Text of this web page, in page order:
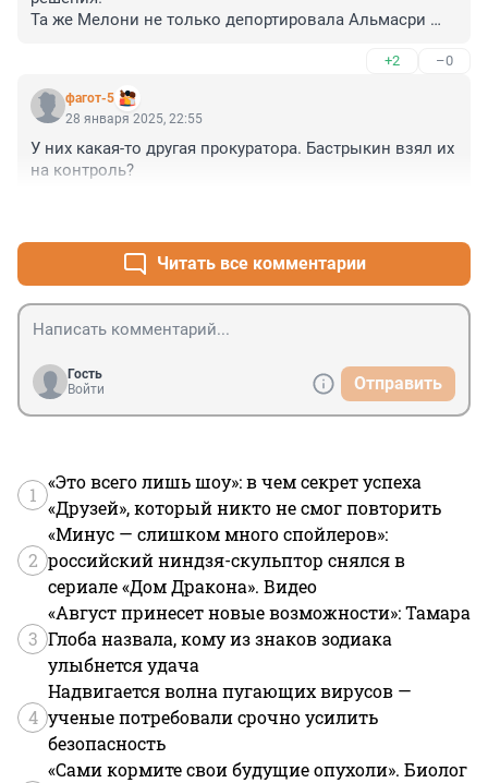
Та же Мелони не только депортировала Альмасри
Италию некоего Нетаньяху, гарантируя ему полную
неприкосновенность...
+2 –0
фагот-5
28 января 2025, 22:55
У них какая-то другая прокуратора. Бастрыкин взял их
на контроль?
Читать все комментарии
Гость
Войти
Отправить
1
«Это всего лишь шоу»: в чем секрет успеха
«Друзей», который никто не смог повторить
2
«Минус — слишком много спойлеров»:
российский ниндзя-скульптор снялся в
сериале «Дом Дракона». Видео
3
«Август принесет новые возможности»: Тамара
Глоба назвала, кому из знаков зодиака
улыбнется удача
4
Надвигается волна пугающих вирусов —
ученые потребовали срочно усилить
безопасность
«Сами кормите свои будущие опухоли». Биолог